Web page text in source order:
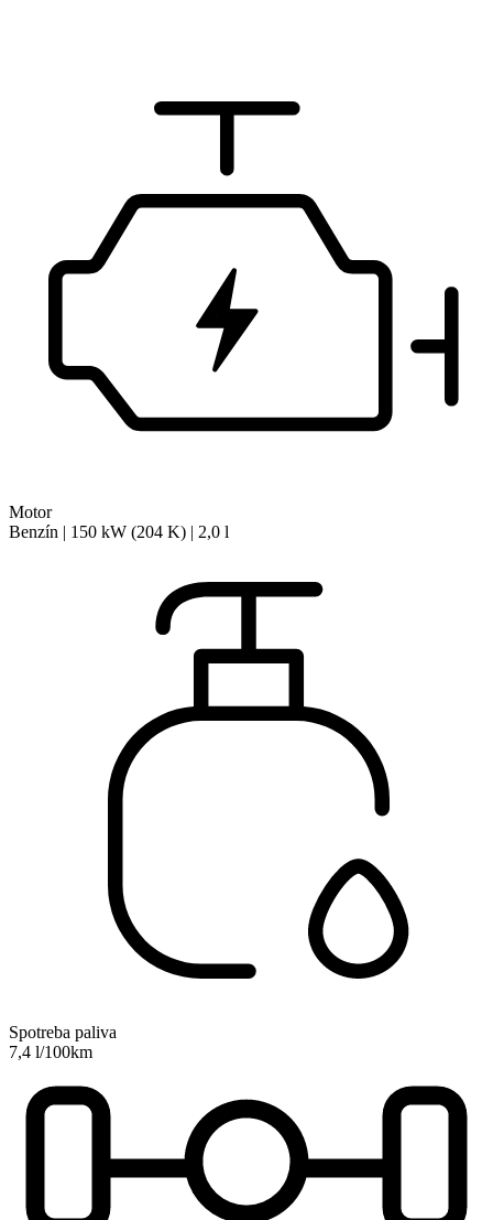
Motor
Benzín | 150 kW (204 K) | 2,0 l
Spotreba paliva
7,4 l/100km